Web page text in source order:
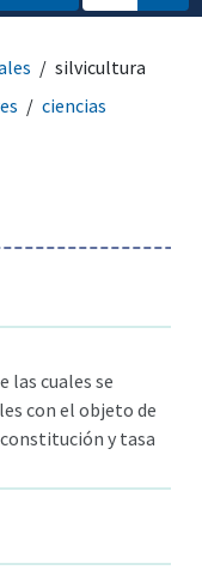
silvicultura
ciencias
las cuales se
con el objeto de
y tasa